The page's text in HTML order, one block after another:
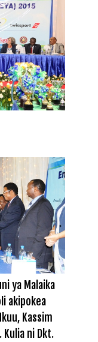
ya Malaika
akipokea
Kassim
Kulia ni Dkt.